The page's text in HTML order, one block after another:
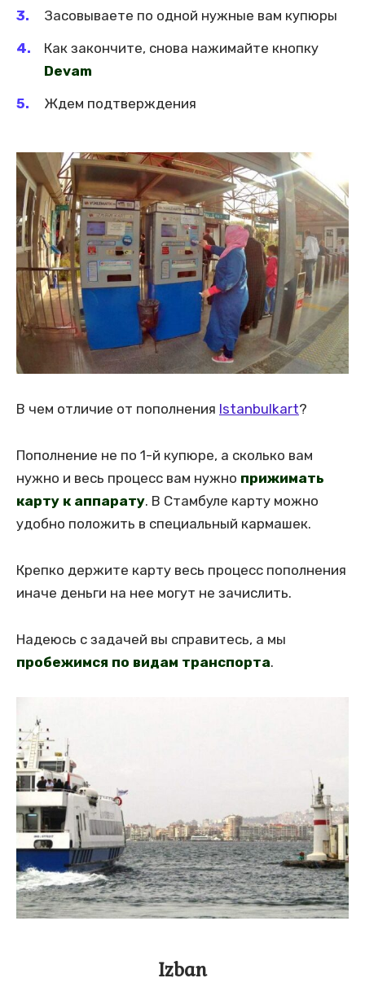
Засовываете по одной нужные вам купюры
Как закончите, снова нажимайте кнопку
Devam
Ждем подтверждения
В чем отличие от пополнения Istanbulkart?
Пополнение не по 1-й купюре, а сколько вам
нужно и весь процесс вам нужно прижимать
карту к аппарату. В Стамбуле карту можно
удобно положить в специальный кармашек.
Крепко держите карту весь процесс пополнения
иначе деньги на нее могут не зачислить.
Надеюсь с задачей вы справитесь, а мы
пробежимся по видам транспорта.
Izban